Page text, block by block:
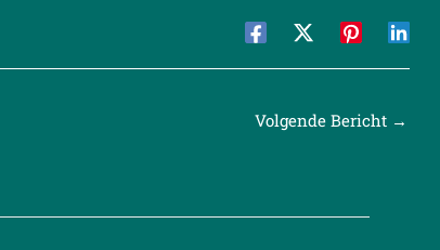
Volgende Bericht →